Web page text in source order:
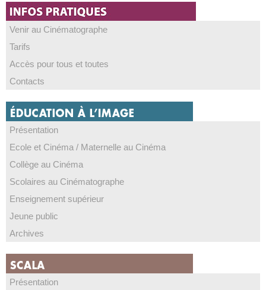
Venir au Cinématographe
Tarifs
Accès pour tous et toutes
Contacts
Présentation
Ecole et Cinéma / Maternelle au Cinéma
Collège au Cinéma
Scolaires au Cinématographe
Enseignement supérieur
Jeune public
Archives
Présentation